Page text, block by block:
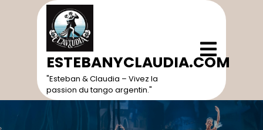
ESTEBANYCLAUDIA.COM
"Esteban & Claudia – Vivez la
passion du tango argentin."
Open
Menu